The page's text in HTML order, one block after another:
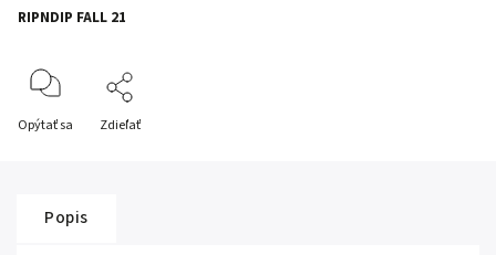
RIPNDIP FALL 21
Opýtať sa Zdieľať
Popis